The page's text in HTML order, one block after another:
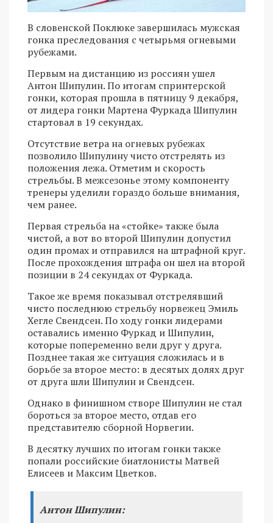
В словенской Поклюке завершилась мужская
гонка преследования с четырьмя огневыми
рубежами.
Первым на дистанцию из россиян ушел
Антон Шипулин. По итогам спринтерской
гонки, которая прошла в пятницу 9 декабря,
от лидера гонки Мартена Фуркада Шипулин
стартовал в 19 секундах.
Отсутствие ветра на огневых рубежах
позволило Шипулину чисто отстрелять из
положения лежа. Отметим и скорость
стрельбы. В межсезонье этому компоненту
тренеры уделили гораздо больше внимания,
чем ранее.
Первая стрельба на «стойке» также была
чистой, а вот во второй Шипулин допустил
один промах и отправился на штрафной круг.
После прохождения штрафа он шел на второй
позиции в 24 секундах от Фуркада.
Такое же время показывал отстрелявший
чисто последнюю стрельбу норвежец Эмиль
Хегле Свендсен. По ходу гонки лидерами
оставались именно Фуркад и Шипулин,
которые попеременно вели друг у друга.
Позднее такая же ситуация сложилась и в
борьбе за второе место: в десятых долях друг
от друга шли Шипулин и Свендсен.
Однако в финишном створе Шипулин не стал
бороться за второе место, отдав его
представителю сборной Норвегии.
В десятку лучших по итогам гонки также
попали российские биатлонисты Матвей
Елисеев и Максим Цветков.
Антон Шипулин: